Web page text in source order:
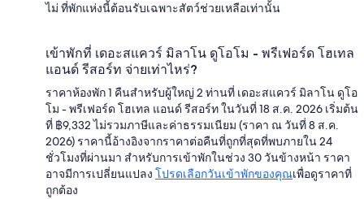
ไม่ ที่พักแห่งนี้ต้อนรับเฉพาะสัตว์ช่วยเหลือเท่านั้น
เข้าพักที่ เดอะสแควร์ มิลาโน ดูโอโม - พรีเฟอร์ด โฮเทล
แอนด์ รีสอร์ท จ่ายเท่าไหร่?
ราคาห้องพัก 1 คืนสำหรับผู้ใหญ่ 2 ท่านที่ เดอะสแควร์ มิลาโน ดูโอ
โม - พรีเฟอร์ด โฮเทล แอนด์ รีสอร์ท ในวันที่ 18 ส.ค. 2026 เริ่มต้น
ที่ ฿9,332 ไม่รวมภาษีและค่าธรรมเนียม (ราคา ณ วันที่ 8 ส.ค.
2026) ราคานี้อ้างอิงจากราคาต่อคืนที่ถูกที่สุดที่พบภายใน 24
ชั่วโมงที่ผ่านมา สำหรับการเข้าพักในช่วง 30 วันข้างหน้า ราคา
อาจมีการเปลี่ยนแปลง โปรดเลือกวันเข้าพักของคุณเพื่อดูราคาที่
ถูกต้อง